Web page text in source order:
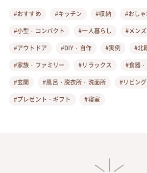
#おすすめ #キッチン #収納
#おし
#小型・コンパクト
#一人暮らし
#メン
#アウトドア
#DIY・自作 #実例
#北
#家族・ファミリー
#リラックス
#食器
#玄関
#風呂・脱衣所・洗面所 #リビング
#プレゼント・ギフト
#寝室